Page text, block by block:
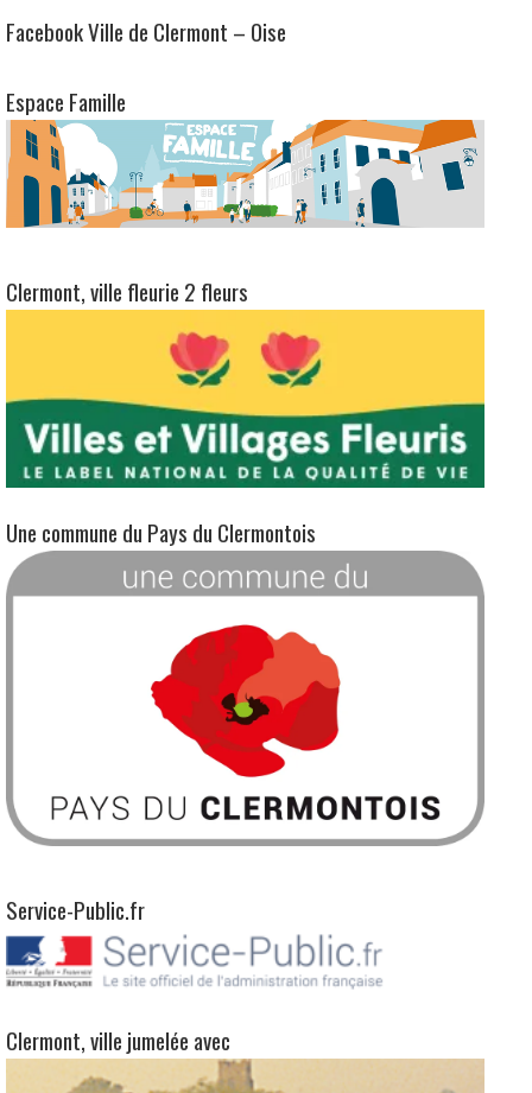
Facebook Ville de Clermont – Oise
Espace Famille
Clermont, ville fleurie 2 fleurs
Une commune du Pays du Clermontois
Service-Public.fr
Clermont, ville jumelée avec